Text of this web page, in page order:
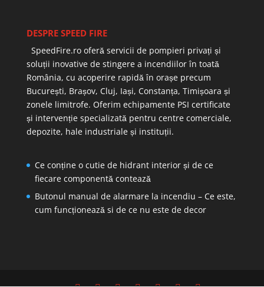
DESPRE SPEED FIRE
SpeedFire.ro oferă servicii de pompieri privați și
soluții inovative de stingere a incendiilor în toată
România, cu acoperire rapidă în orașe precum
București, Brașov, Cluj, Iași, Constanța, Timișoara și
zonele limitrofe. Oferim echipamente PSI certificate
și intervenție specializată pentru centre comerciale,
depozite, hale industriale și instituții.
Ce conține o cutie de hidrant interior și de ce
fiecare componentă contează
Butonul manual de alarmare la incendiu – Ce este,
cum funcționează si de ce nu este de decor